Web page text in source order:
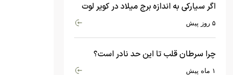
اگر سیارکی به اندازه برج میلاد در کویر لوت
سقوط کند، چه اتفاقی می‌افتد؟
۵ روز پیش
چرا سرطان قلب تا این حد نادر است؟
ماجرای معامله عجیبی که در بدن اتفاق۱ ماه پیش